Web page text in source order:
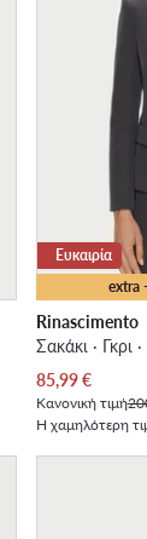
extra
Ευκαιρία
Rinascimento
Σακάκι · Γκρι
Τρέχουσα τιμή
85,99€
Κανονική τιμή
Η χαμηλότερη